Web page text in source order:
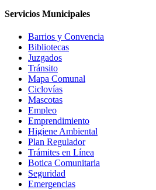
Servicios Municipales
Barrios y Convencia
Bibliotecas
Juzgados
Tránsito
Mapa Comunal
Ciclovías
Mascotas
Empleo
Emprendimiento
Higiene Ambiental
Plan Regulador
Trámites en Línea
Botica Comunitaria
Seguridad
Emergencias